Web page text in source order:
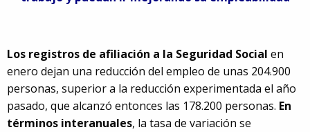
Los registros de afiliación a la Seguridad Social en
enero dejan una reducción del empleo de unas 204.900
personas, superior a la reducción experimentada el año
pasado, que alcanzó entonces las 178.200 personas. En
términos interanuales, la tasa de variación se